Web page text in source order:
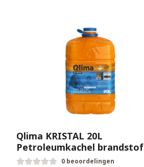
Qlima KRISTAL 20L
Petroleumkachel brandstof
(geurloos)0 beoordelingen